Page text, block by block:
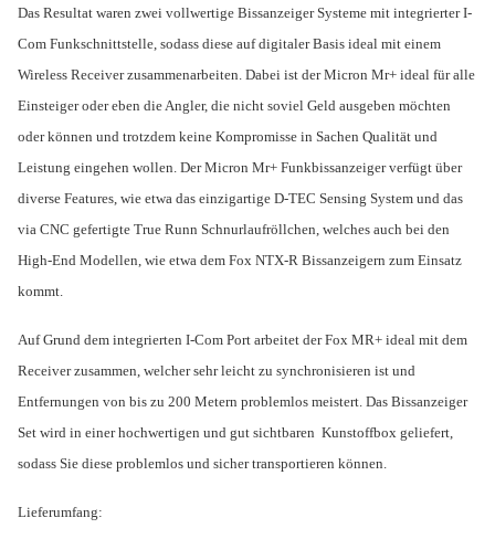
Das Resultat waren zwei vollwertige Bissanzeiger Systeme mit integrierter I-
Com Funkschnittstelle, sodass diese auf digitaler Basis ideal mit einem
Wireless Receiver zusammenarbeiten. Dabei ist der Micron Mr+ ideal für alle
Einsteiger oder eben die Angler, die nicht soviel Geld ausgeben möchten
oder können und trotzdem keine Kompromisse in Sachen Qualität und
Leistung eingehen wollen. Der Micron Mr+ Funkbissanzeiger verfügt über
diverse Features, wie etwa das einzigartige D-TEC Sensing System und das
via CNC gefertigte True Runn Schnurlaufröllchen, welches auch bei den
High-End Modellen, wie etwa dem Fox NTX-R Bissanzeigern zum Einsatz
kommt.
Auf Grund dem integrierten I-Com Port arbeitet der Fox MR+ ideal mit dem
Receiver zusammen, welcher sehr leicht zu synchronisieren ist und
Entfernungen von bis zu 200 Metern problemlos meistert. Das Bissanzeiger
Set wird in einer hochwertigen und gut sichtbaren Kunstoffbox geliefert,
sodass Sie diese problemlos und sicher transportieren können.
Lieferumfang: